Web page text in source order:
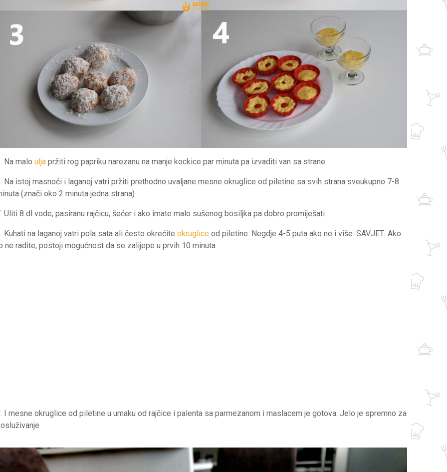
Na malo ulja pržiti rog papriku narezanu na manje kockice par minuta pa izvaditi van sa strane
Na istoj masnoći i laganoj vatri pržiti prethodno uvaljane mesne okruglice od piletine sa svih strana sveukupno 7-8
(znači oko 2 minuta jedna strana)
Uliti 8 dl vode, pasiranu rajčicu, šećer i ako imate malo sušenog bosiljka pa dobro promiješati
Kuhati na laganoj vatri pola sata ali često okrećite okruglice od piletine. Negdje 4-5 puta ako ne i više. SAVJET: Ako
ne radite, postoji mogućnost da se zalijepe u prvih 10 minuta
I mesne okruglice od piletine u umaku od rajčice i palenta sa parmezanom i maslacem je gotova. Jelo je spremno za